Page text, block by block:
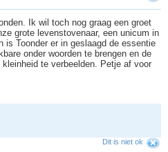
Ik wil toch nog graag een groet
grote levenstovenaar, een unicum in
is Toonder er in geslaagd de essentie
onder woorden te brengen en de
te verbeelden. Petje af voor
Dit is niet ok